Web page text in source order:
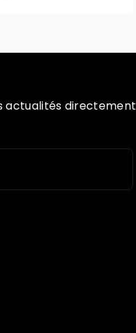
actualités directement